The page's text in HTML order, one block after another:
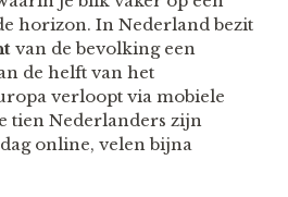
horizon. In Nederland bezit
van de bevolking een
de helft van het
verloopt via mobiele
tien Nederlanders zijn
online, velen bijna